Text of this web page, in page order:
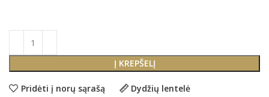
Į KREPŠELĮ
Pridėti į norų sąrašą Dydžių lentelė